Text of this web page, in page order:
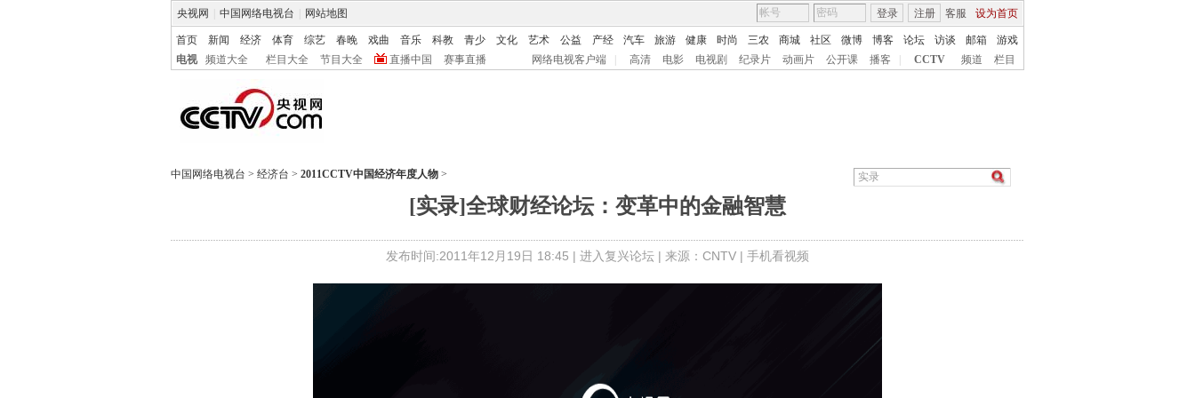
央视网 中国网络电视台 网站地图 客服 设为首页
登录 注册
首页 新闻 经济 体育 综艺 春晚 戏曲 音乐 科教 青少 文化 艺术 公益 产经 汽车 旅游 健康 时尚 三农 商城 社区 微博 博客 论坛 访谈 邮箱
游戏
电视
频道大全 栏目大全 节目大全 直播中国 赛事直播 网络电视客户端 高清 电影 电视剧 纪录片 动画片 公开课 播客 CCTV 频道 栏目
中国网络电视台 > 经济台 > 2011CCTV中国经济年度人物 >
[实录]全球财经论坛：变革中的金融智慧
发布时间:2011年12月19日 18:45 | 进入复兴论坛 | 来源：CNTV | 手机看视频